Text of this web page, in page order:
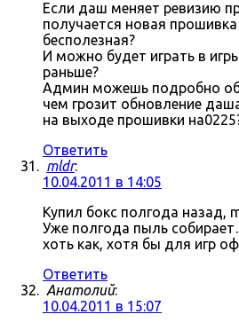
Если даш меняет ревизию
получается новая
бесполезная?
И можно будет играть в
раньше?
Админ можешь подробно
чем грозит обновление
на выходе прошивки
Ответить
mldr:
10.04.2011 в 14:05
Купил бокс полгода назад,
Уже полгода пыль
хоть как, хотя бы для игр
Ответить
Анатолий:
10.04.2011 в 15:07